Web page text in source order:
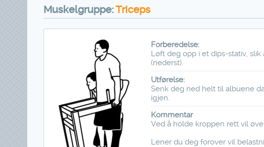
Muskelgruppe:Triceps
Forberedelse:
Løft deg opp i et dips-stativ,
(nederst).
Utførelse:
Senk deg ned helt til albuene
igjen.
Kommentar
Ved å holde kroppen rett vil
Lener du deg forover vil